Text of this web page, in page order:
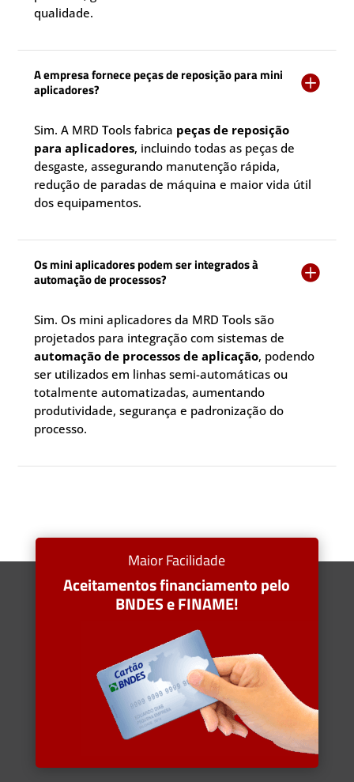
qualidade.
A empresa fornece peças de reposição para mini
aplicadores?

Sim. A MRD Tools fabrica peças de reposição
para aplicadores, incluindo todas as peças de
desgaste, assegurando manutenção rápida,
redução de paradas de máquina e maior vida útil
dos equipamentos.
Os mini aplicadores podem ser integrados à
automação de processos?

Sim. Os mini aplicadores da MRD Tools são
projetados para integração com sistemas de
automação de processos de aplicação, podendo
ser utilizados em linhas semi-automáticas ou
totalmente automatizadas, aumentando
produtividade, segurança e padronização do
processo.
Maior Facilidade
Aceitamentos financiamento pelo
BNDES e FINAME!